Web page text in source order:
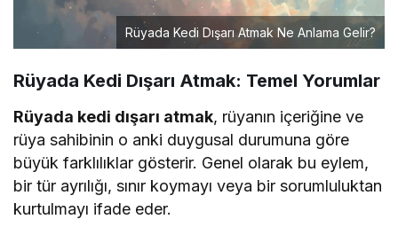
Rüyada Kedi Dışarı Atmak Ne Anlama Gelir?
Rüyada Kedi Dışarı Atmak: Temel Yorumlar
Rüyada kedi dışarı atmak, rüyanın içeriğine ve
rüya sahibinin o anki duygusal durumuna göre
büyük farklılıklar gösterir. Genel olarak bu eylem,
bir tür ayrılığı, sınır koymayı veya bir sorumluluktan
kurtulmayı ifade eder.